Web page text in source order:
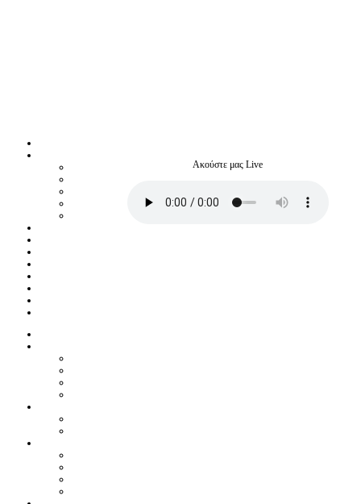
Ακούστε μας Live